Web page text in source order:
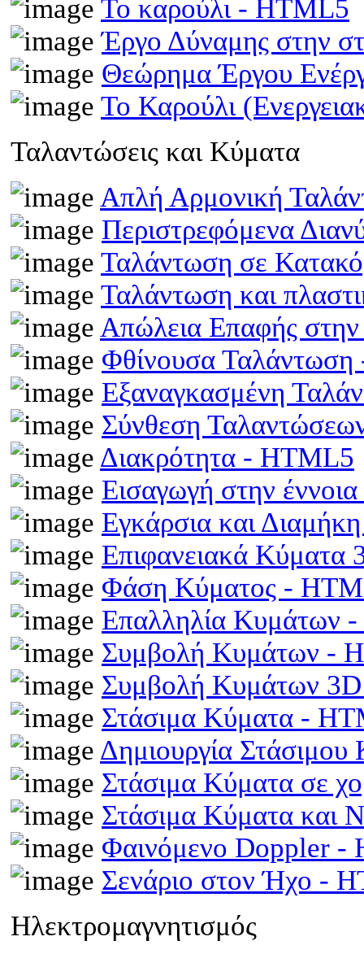
Το καρούλι - HTML5
Έργο Δύναμης στην
Θεώρημα Έργου
Το Καρούλι
Ταλαντώσεις και Κύματα
Απλή Αρμονική
Περιστρεφόμενα
Ταλάντωση σε
Ταλάντωση και
Απώλεια Επαφής
Φθίνουσα
Εξαναγκασμένη
Σύνθεση
Διακρότητα - HTML5
Εισαγωγή στην
Εγκάρσια και
Επιφανειακά
Φάση Κύματος -
Επαλληλία Κυμάτων
Συμβολή Κυμάτων -
Συμβολή Κυμάτων
Στάσιμα Κύματα -
Δημιουργία
Στάσιμα Κύματα σε
Στάσιμα Κύματα και
Φαινόμενο Doppler -
Σενάριο στον Ήχο -
Ηλεκτρομαγνητισμός